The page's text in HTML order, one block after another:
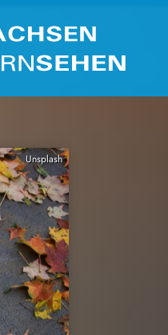
Unsplash